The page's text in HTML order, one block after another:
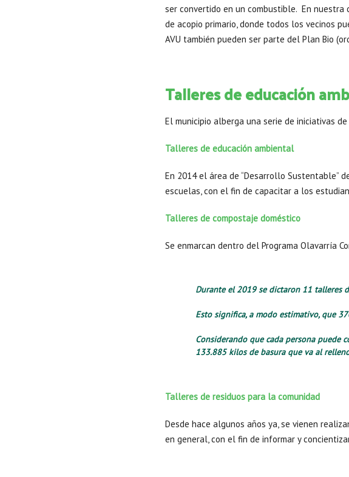
ser convertido en un combustible. En
de acopio primario, donde todos los vecinos
AVU también pueden ser parte del Plan Bio
Talleres de educación
El municipio alberga una serie de iniciativas
Talleres de educación ambiental
En 2014 el área de “Desarrollo Sustentable”
escuelas, con el fin de capacitar a los
Talleres de compostaje doméstico
Se enmarcan dentro del Programa Olavarría
Durante el 2019 se dictaron 11 talleres
Esto significa, a modo estimativo, que
Considerando que cada persona puede
133.885 kilos de basura que va al
Talleres de residuos para la comunidad
Desde hace algunos años ya, se vienen
en general, con el fin de informar y